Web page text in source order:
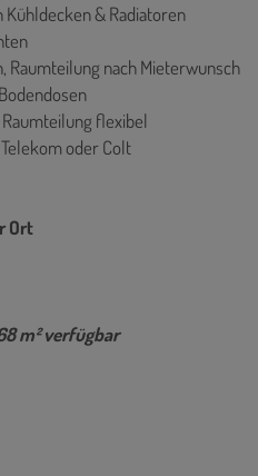
Kühldecken & Radiatoren
Raumteilung nach Mieterwunsch
flexibel
oder Colt
Ort
m² verfügbar